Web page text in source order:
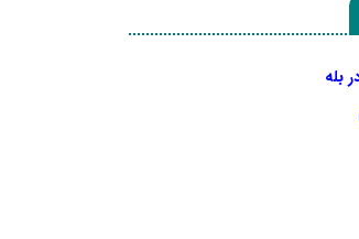
بله